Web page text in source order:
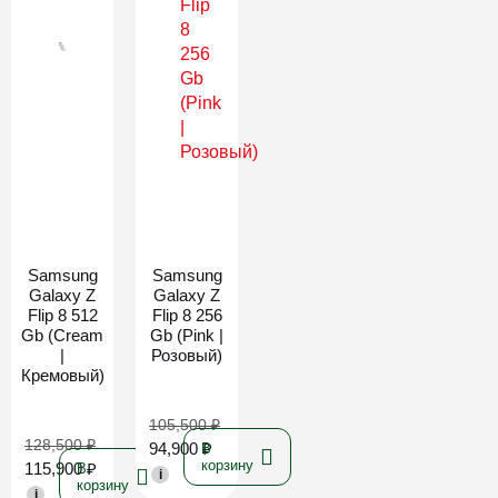
Samsung
Galaxy Z
Flip 8 512
Gb (Cream
|
Кремовый)
128,500₽
115,900₽
i
В
корзину
Samsung
Galaxy Z
Flip 8 256
Gb (Pink |
Розовый)
105,500₽
94,900 ₽
i
В
корзину